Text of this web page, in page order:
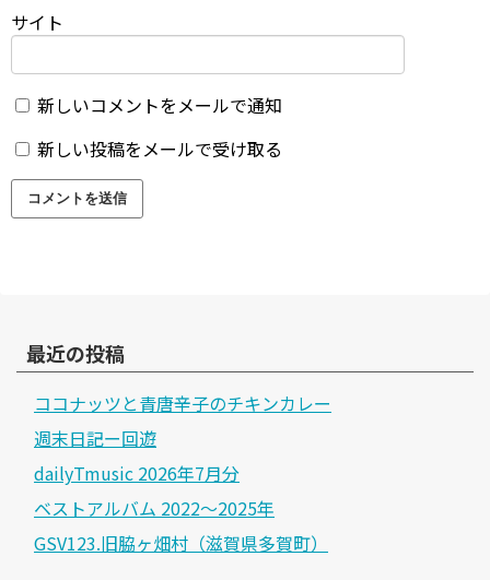
サイト
新しいコメントをメールで通知
新しい投稿をメールで受け取る
最近の投稿
ココナッツと青唐辛子のチキンカレー
週末日記ー回遊
dailyTmusic 2026年7月分
ベストアルバム 2022～2025年
GSV123.旧脇ヶ畑村（滋賀県多賀町）